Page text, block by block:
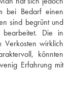
bei Bedarf einen
sind begrünt und
Die in
Verkosten wirklich
könnten
Erfahrung mit